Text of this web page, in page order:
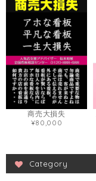
商売大損失
¥80,000
Category